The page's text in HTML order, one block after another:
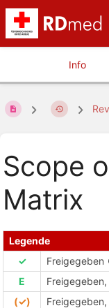
Info
Scope
Matrix
Legende
✓
Freigegeben
E
(✓)